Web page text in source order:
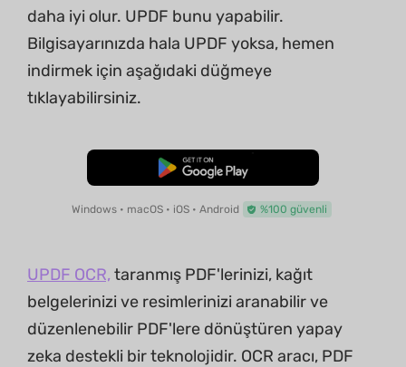
daha iyi olur. UPDF bunu yapabilir.
Bilgisayarınızda hala UPDF yoksa, hemen
indirmek için aşağıdaki düğmeye
tıklayabilirsiniz.
Ücretsiz İndirme
Windows • macOS • iOS • Android %100 güvenli
UPDF OCR, taranmış PDF'lerinizi, kağıt
belgelerinizi ve resimlerinizi aranabilir ve
düzenlenebilir PDF'lere dönüştüren yapay
zeka destekli bir teknolojidir. OCR aracı, PDF